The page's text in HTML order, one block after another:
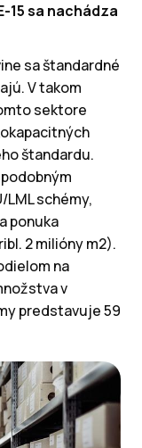
15 sa nachádza
sa štandardné
V takom
sektore
štandardu.
schémy,
ponuka
2 milióny m2).
na
v
predstavuje 59